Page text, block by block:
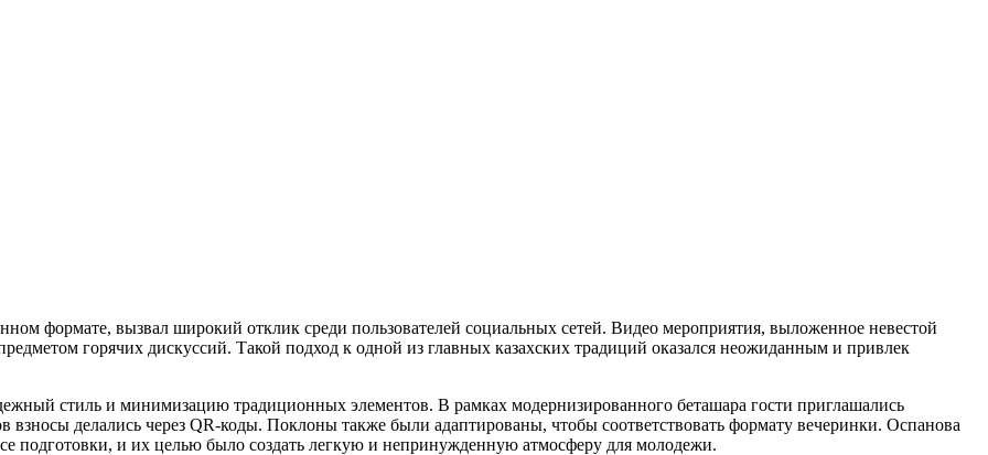
формате, вызвал широкий отклик среди пользователей социальных сетей. Видео мероприятия, выложенное невестой
горячих дискуссий. Такой подход к одной из главных казахских традиций оказался неожиданным и привлек
стиль и минимизацию традиционных элементов. В рамках модернизированного беташара гости приглашались
делались через QR-коды. Поклоны также были адаптированы, чтобы соответствовать формату вечеринки. Оспанова
подготовки, и их целью было создать легкую и непринужденную атмосферу для молодежи.